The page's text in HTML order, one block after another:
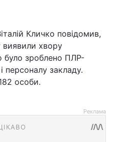
Кличко повідомив,
виявили хвору
було зроблено ПЛР-
персоналу закладу.
особи.
Реклама